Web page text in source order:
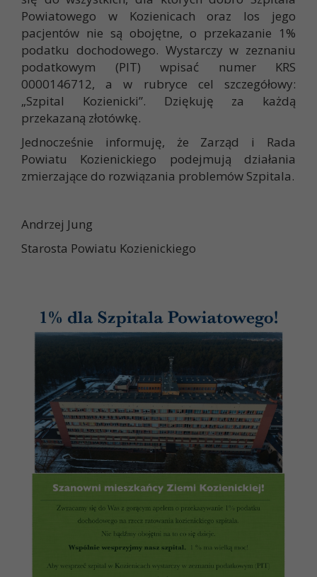
Powiatowego w Kozienicach oraz los jego
pacjentów nie są obojętne, o przekazanie 1%
podatku dochodowego. Wystarczy w zeznaniu
podatkowym (PIT) wpisać numer KRS
0000146712, a w rubryce cel szczegółowy:
„Szpital Kozienicki”. Dziękuję za każdą
przekazaną złotówkę.
Jednocześnie informuję, że Zarząd i Rada
Powiatu Kozienickiego podejmują działania
zmierzające do rozwiązania problemów Szpitala.
Andrzej Jung
Starosta Powiatu Kozienickiego